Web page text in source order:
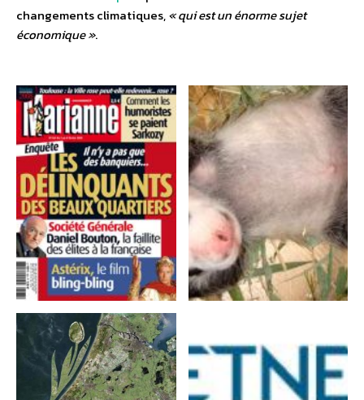
changements climatiques,« qui est un énorme sujet
économique ».